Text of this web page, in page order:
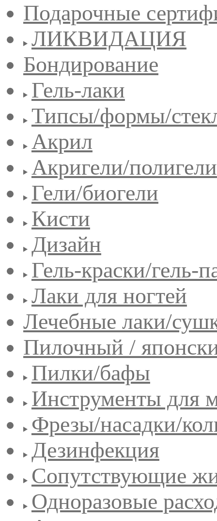
Подарочные
ЛИКВИДАЦИЯ
Бондирование
Гель-лаки
Типсы/формы/
Акрил
Акригели/полигели
Гели/биогели
Кисти
Дизайн
Гель-краски/гель-
Лаки для ногтей
Лечебные лаки/
Пилочный /
Пилки/бафы
Инструменты для
Фрезы/насадки/
Дезинфекция
Сопутствующие
Одноразовые